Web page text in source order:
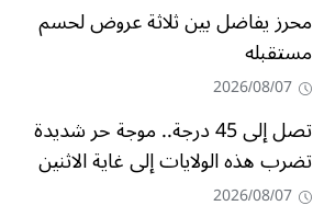
محرز يفاضل بين ثلاثة عروض لحسم
مستقبله
2026/08/07
تصل إلى 45 درجة.. موجة حر شديدة
تضرب هذه الولايات إلى غاية الاثنين
2026/08/07